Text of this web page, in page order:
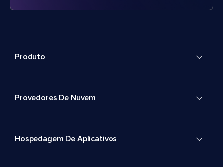
Produto
Provedores De Nuvem
Hospedagem De Aplicativos